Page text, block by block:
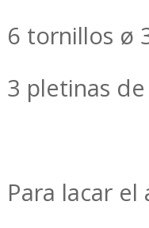
6 tornillos ø
3 pletinas
Para lacar